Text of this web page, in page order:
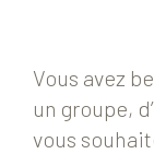
Vous avez
un groupe,
vous